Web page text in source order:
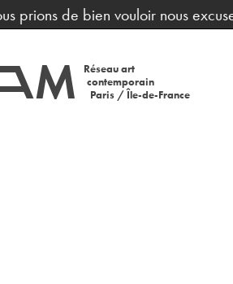
de bien vouloir nous excuser
Réseau art
contemporain
Paris / Île-de-France